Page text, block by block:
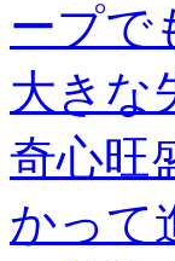
ープで
大きな
奇心旺
かって